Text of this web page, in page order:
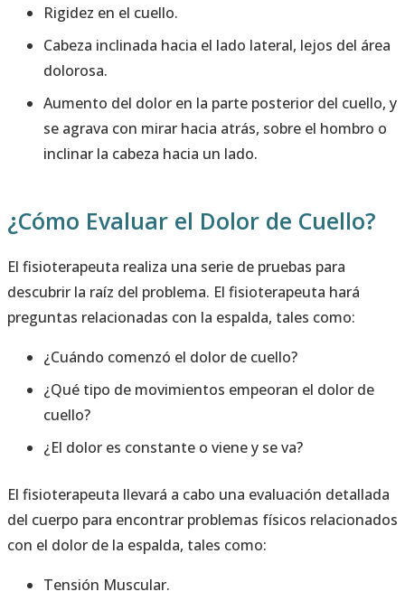
Rigidez en el cuello.
Cabeza inclinada hacia el lado lateral, lejos del área
dolorosa.
Aumento del dolor en la parte posterior del cuello, y
se agrava con mirar hacia atrás, sobre el hombro o
inclinar la cabeza hacia un lado.
¿Cómo Evaluar el Dolor de Cuello?
El fisioterapeuta realiza una serie de pruebas para
descubrir la raíz del problema. El fisioterapeuta hará
preguntas relacionadas con la espalda, tales como:
¿Cuándo comenzó el dolor de cuello?
¿Qué tipo de movimientos empeoran el dolor de
cuello?
¿El dolor es constante o viene y se va?
El fisioterapeuta llevará a cabo una evaluación detallada
del cuerpo para encontrar problemas físicos relacionados
con el dolor de la espalda, tales como:
Tensión Muscular.